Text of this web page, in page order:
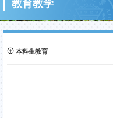
教育教学
本科生教育